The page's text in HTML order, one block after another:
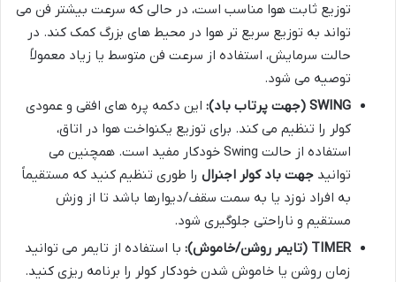
توزیع ثابت هوا مناسب است، در حالی که سرعت بیشتر فن می
تواند به توزیع سریع تر هوا در محیط های بزرگ کمک کند. در
حالت سرمایش، استفاده از سرعت فن متوسط یا زیاد معمولاً
توصیه می شود.
SWING (جهت پرتاب باد):
این دکمه پره های افقی و عمودی
کولر را تنظیم می کند. برای توزیع یکنواخت هوا در اتاق،
استفاده از حالت Swing خودکار مفید است. همچنین می
توانید جهت باد کولر اجنرال را طوری تنظیم کنید که مستقیماً
به افراد نوزد یا به سمت سقف/دیوارها باشد تا از وزش
مستقیم و ناراحتی جلوگیری شود.
TIMER (تایمر روشن/خاموش):
با استفاده از تایمر می توانید
زمان روشن یا خاموش شدن خودکار کولر را برنامه ریزی کنید.